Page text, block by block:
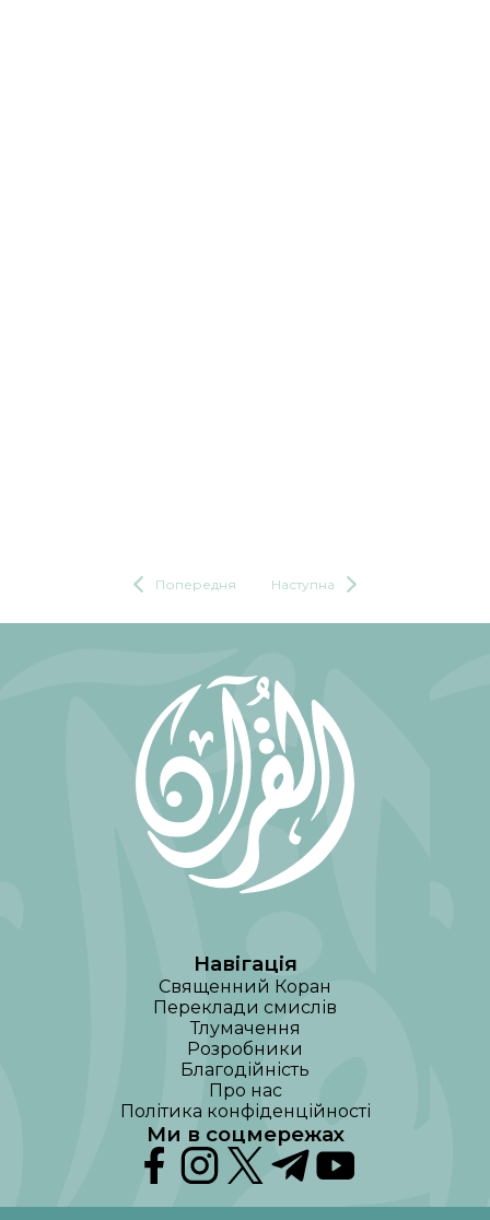
Попередня Наступна
Навігація
Священний Коран
Переклади смислів
Тлумачення
Розробники
Благодійність
Про нас
Політика конфіденційності
Ми в соцмережах